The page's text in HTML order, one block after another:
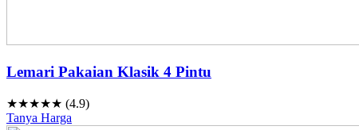
Lemari Pakaian Klasik 4 Pintu
★★★★★ (4.9)
Tanya Harga